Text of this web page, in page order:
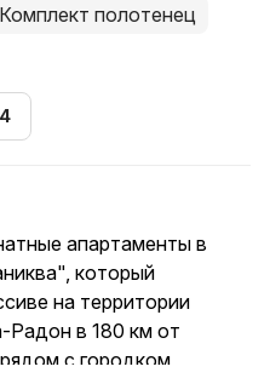
Комплект полотенец
апартаменты в
который
на территории
Радон в 180 км от
с городком